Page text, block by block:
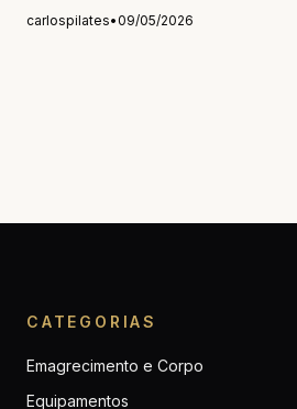
carlospilates•09/05/2026
CATEGORIAS
Emagrecimento e Corpo
Equipamentos